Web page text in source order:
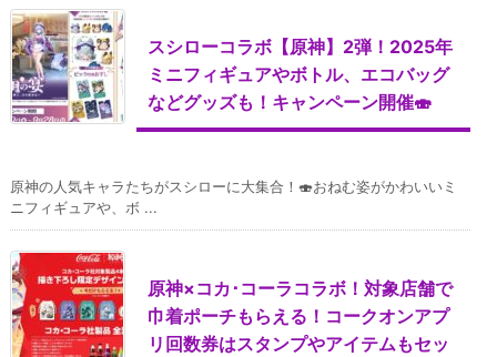
スシローコラボ【原神】2弾！2025年
ミニフィギュアやボトル、エコバッグ
などグッズも！キャンペーン開催🍣
原神の人気キャラたちがスシローに大集合！🍣おねむ姿がかわいいミ
ニフィギュアや、ボ ...
原神×コカ･コーラコラボ！対象店舗で
巾着ポーチもらえる！コークオンアプ
リ回数券はスタンプやアイテムもセッ